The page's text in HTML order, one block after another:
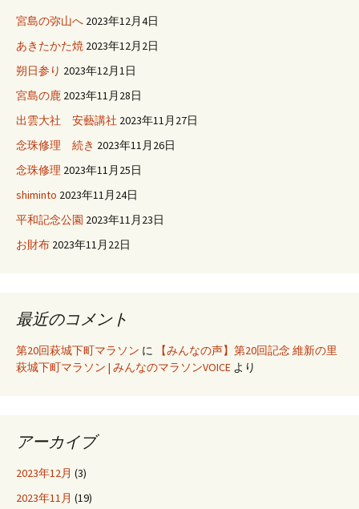
宮島の弥山へ 2023年12月4日
あきたかた焼 2023年12月2日
朔日参り 2023年12月1日
宮島の鹿 2023年11月28日
出雲大社 安藝講社 2023年11月27日
念珠修理 続き 2023年11月26日
念珠修理 2023年11月25日
shiminto 2023年11月24日
平和記念公園 2023年11月23日
お財布 2023年11月22日
最近のコメント
第20回萩城下町マラソン に
【みんなの声】第20回記念 維新の里
萩城下町マラソン | みんなのマラソンVOICE より
アーカイブ
2023年12月 (3)
2023年11月 (19)